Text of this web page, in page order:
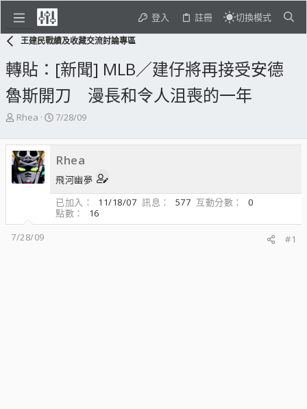
登入 註冊 切換模式
王建民戰績及收藏交流討論專區
轉貼：[新聞] MLB／建仔將再接受安德
魯斯開刀 漫長和令人沮喪的一年
主
發
起
人
Rhea
開
日
期
7/28/09
Rhea
飛河幽夢
已加入
11/18/07 訊息 577 互動分數
0
點數
16
7/28/09
#1